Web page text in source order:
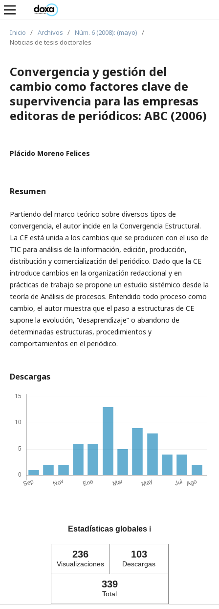
Inicio / Archivos / Núm. 6 (2008): (mayo) /
Noticias de tesis doctorales
Convergencia y gestión del
cambio como factores clave de
supervivencia para las empresas
editoras de periódicos: ABC (2006)
Plácido Moreno Felices
Resumen
Partiendo del marco teórico sobre diversos tipos de
convergencia, el autor incide en la Convergencia Estructural.
La CE está unida a los cambios que se producen con el uso de
TIC para análisis de la información, edición, producción,
distribución y comercialización del periódico. Dado que la CE
introduce cambios en la organización redaccional y en
prácticas de trabajo se propone un estudio sistémico desde la
teoría de Análisis de procesos. Entendido todo proceso como
cambio, el autor muestra que el paso a estructuras de CE
supone la evolución, “desaprendizaje” o abandono de
determinadas estructuras, procedimientos y
comportamientos en el periódico.
Descargas
Estadísticas globales ℹ️
236
Visualizaciones
103
Descargas
339
Total